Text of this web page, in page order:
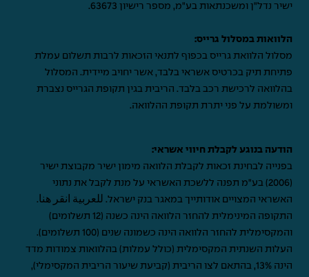
ישיר נדל"ן ומשכנתאות בע"מ, מספר רישיון 63673.
הלוואות במסלול גרייס:
מסלול הלוואת גרייס בכפוף לתנאי הזכאות לרבות תשלום עמלת
פתיחת תיק בכרטיס אשראי בלבד, אשר יחויב מיידית. המסלול
בהלוואה לרכישת רכב בלבד. הריבית בגין תקופת הגרייס נצברת
ומשולמת על פני יתרת תקופת ההלוואה.
הודעה בנוגע לקבלת חיווי אשראי:
בפנייה לבחינת זכאות לקבלת הלוואה מימון ישיר מקבוצת ישיר
(2006) בע"מ תפנה ללשכת האשראי על מנת לקבל את נתוני
האשראי המצויים אודותייך במאגר בנק ישראל. للعربية انقر هنا.
התקופה המינימלית להחזר הלוואה הינה כשנה (12 תשלומים)
והמקסימלית להחזר הלוואה הינה כשמונה שנים (100 תשלומים).
העלות השנתית המקסימלית (כולל עמלות) בהלוואות צמודות מדד
הינה 13%, בהתאם לצו הריבית (קביעת שיעור הריבית המקסימלי),